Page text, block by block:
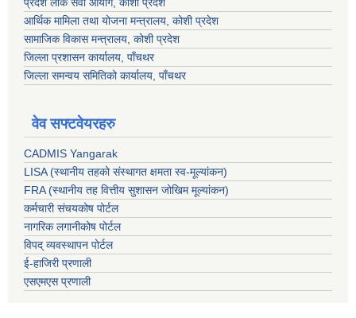
आर्थिक मामिला तथा योजना मन्त्रालय, कोशी प्रदेश
सामाजिक विकास मन्त्रालय, कोशी प्रदेश
जिल्ला प्रशासन कार्यालय, पाँचथर
जिल्ला समन्वय समितिको कार्यालय, पाँचथर
वेव सफ्टवेयरहरु
CADMIS Yangarak
LISA (स्थानीय तहको संस्थागत क्षमता स्व-मूल्यांकन)
FRA (स्थानीय तह वित्तीय सुशासन जोखिम मूल्यांकन)
कर्मचारी संचयकोष पोर्टल
नागरिक लगानीकोष पोर्टल
विपद् व्यवस्थापन पोर्टल
ई-हाजिरी प्रणाली
एसएमएस प्रणाली